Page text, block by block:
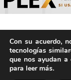
©
IA. |
Con su acuerdo,
tecnologías
que nos ayudan a
para leer más.